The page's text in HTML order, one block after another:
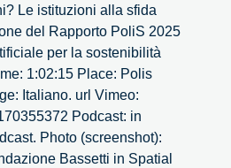
Le istituzioni alla sfida
del Rapporto PoliS 2025
per la sostenibilità
1:02:15 Place: Polis
Italiano. url Vimeo:
Podcast: in
Photo (screenshot):
Bassetti in Spatial